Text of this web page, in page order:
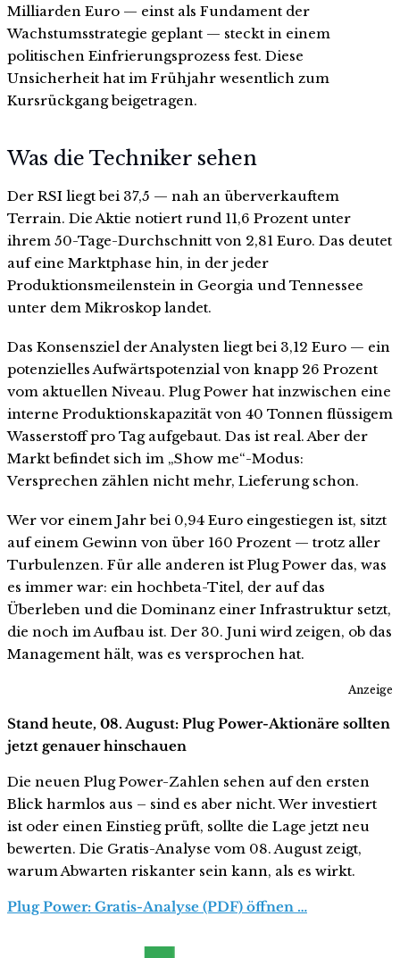
Milliarden Euro — einst als Fundament der
Wachstumsstrategie geplant — steckt in einem
politischen Einfrierungsprozess fest. Diese
Unsicherheit hat im Frühjahr wesentlich zum
Kursrückgang beigetragen.
Was die Techniker sehen
Der RSI liegt bei 37,5 — nah an überverkauftem
Terrain. Die Aktie notiert rund 11,6 Prozent unter
ihrem 50-Tage-Durchschnitt von 2,81 Euro. Das deutet
auf eine Marktphase hin, in der jeder
Produktionsmeilenstein in Georgia und Tennessee
unter dem Mikroskop landet.
Das Konsensziel der Analysten liegt bei 3,12 Euro — ein
potenzielles Aufwärtspotenzial von knapp 26 Prozent
vom aktuellen Niveau. Plug Power hat inzwischen eine
interne Produktionskapazität von 40 Tonnen flüssigem
Wasserstoff pro Tag aufgebaut. Das ist real. Aber der
Markt befindet sich im „Show me“-Modus:
Versprechen zählen nicht mehr, Lieferung schon.
Wer vor einem Jahr bei 0,94 Euro eingestiegen ist, sitzt
auf einem Gewinn von über 160 Prozent — trotz aller
Turbulenzen. Für alle anderen ist Plug Power das, was
es immer war: ein hochbeta-Titel, der auf das
Überleben und die Dominanz einer Infrastruktur setzt,
die noch im Aufbau ist. Der 30. Juni wird zeigen, ob das
Management hält, was es versprochen hat.
Anzeige
Stand heute, 08. August: Plug Power-Aktionäre sollten
jetzt genauer hinschauen
Die neuen Plug Power-Zahlen sehen auf den ersten
Blick harmlos aus – sind es aber nicht. Wer investiert
ist oder einen Einstieg prüft, sollte die Lage jetzt neu
bewerten. Die Gratis-Analyse vom 08. August zeigt,
warum Abwarten riskanter sein kann, als es wirkt.
Plug Power: Gratis-Analyse (PDF) öffnen …